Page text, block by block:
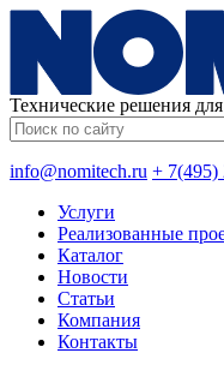
Технические решения
info@nomitech.ru + 7(495)
Услуги
Реализованные
Каталог
Новости
Статьи
Компания
Контакты